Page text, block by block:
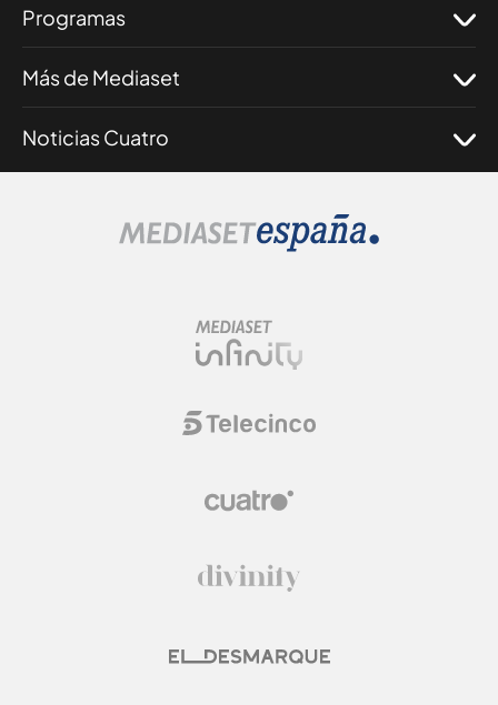
Programas
Más de Mediaset
Noticias Cuatro